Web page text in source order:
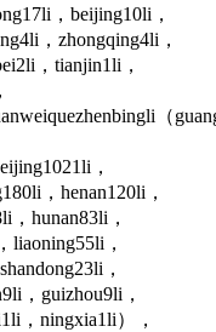
，beijing10li，
，zhongqing4li，
，tianjin1li，
（
，
，henan120li，
，hunan83li，
liaoning55li，
，
，guizhou9li，
，ningxia1li），